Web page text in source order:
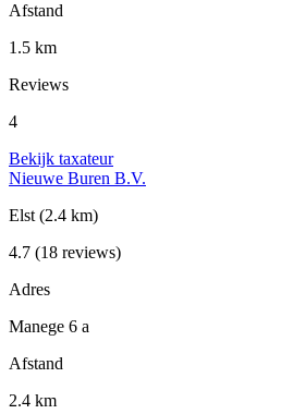
Afstand
1.5 km
Reviews
4
Bekijk taxateur
Nieuwe Buren B.V.
Elst (2.4 km)
4.7 (18 reviews)
Adres
Manege 6 a
Afstand
2.4 km